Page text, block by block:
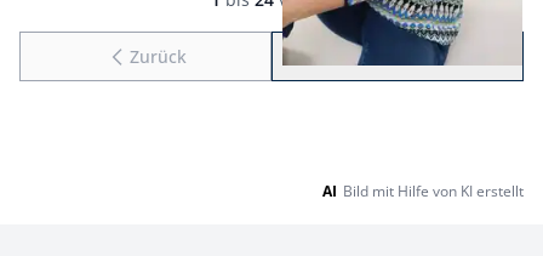
Zurück Weiterzu Seite 2
AI Bild mit Hilfe von KI erstellt